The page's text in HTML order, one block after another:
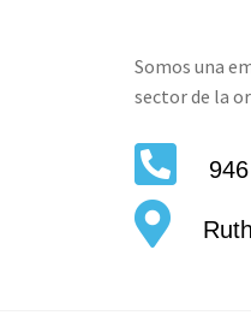
Somos una
sector de la